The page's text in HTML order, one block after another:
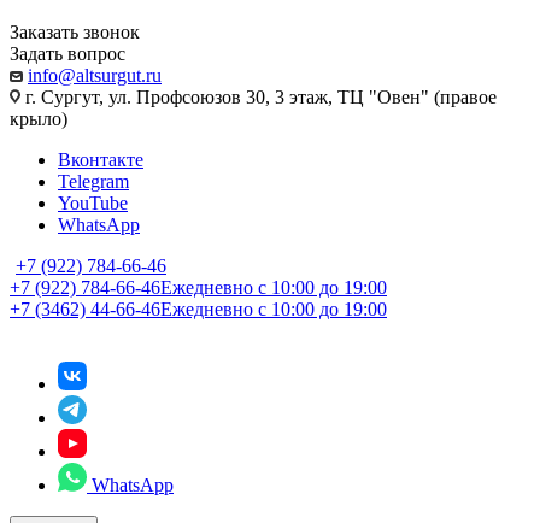
Заказать звонок
Задать вопрос
info@altsurgut.ru
г. Сургут, ул. Профсоюзов 30, 3 этаж, ТЦ "Овен" (правое
крыло)
Вконтакте
Telegram
YouTube
WhatsApp
+7 (922) 784-66-46
+7 (922) 784-66-46Ежедневно с 10:00 до 19:00
+7 (3462) 44-66-46Ежедневно с 10:00 до 19:00
WhatsApp